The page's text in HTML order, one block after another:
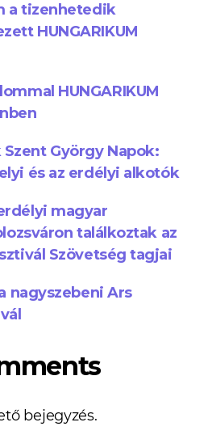
a tizenhetedik
HUNGARIKUM
HUNGARIKUM
György Napok:
és az erdélyi alkotók
magyar
találkoztak az
Szövetség tagjai
nagyszebeni Ars
bejegyzés.